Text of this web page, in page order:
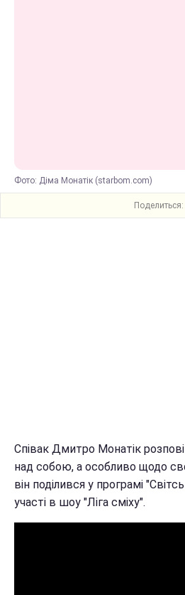
Фото: Діма Монатік (starbom.com)
Поделиться:
Співак Дмитро Монатік
над собою, а особливо щодо
він поділився у програмі
участі в шоу "Ліга сміху".